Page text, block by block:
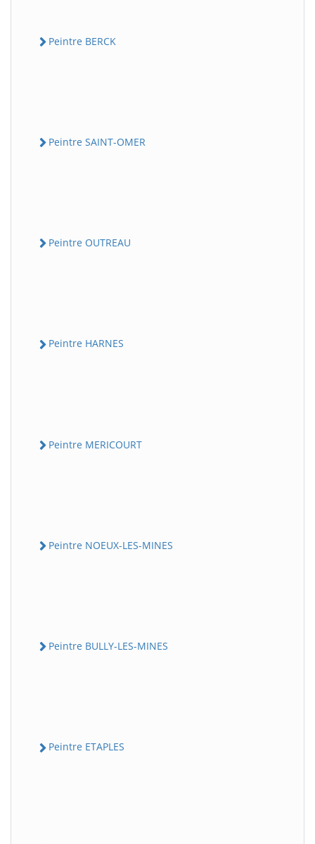
Peintre BERCK
Peintre SAINT-OMER
Peintre OUTREAU
Peintre HARNES
Peintre MERICOURT
Peintre NOEUX-LES-MINES
Peintre BULLY-LES-MINES
Peintre ETAPLES